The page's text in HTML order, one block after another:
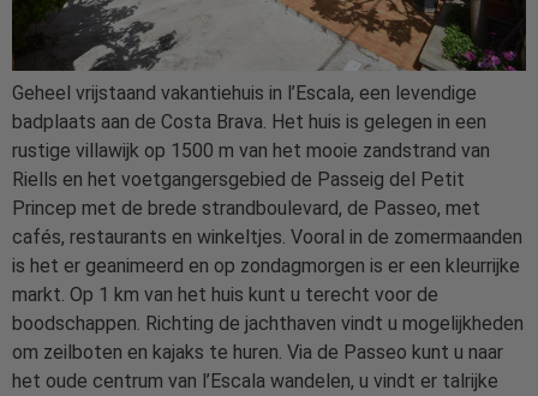
Geheel vrijstaand vakantiehuis in l’Escala, een levendige
badplaats aan de Costa Brava. Het huis is gelegen in een
rustige villawijk op 1500 m van het mooie zandstrand van
Riells en het voetgangersgebied de Passeig del Petit
Princep met de brede strandboulevard, de Passeo, met
cafés, restaurants en winkeltjes. Vooral in de zomermaanden
is het er geanimeerd en op zondagmorgen is er een kleurrijke
markt. Op 1 km van het huis kunt u terecht voor de
boodschappen. Richting de jachthaven vindt u mogelijkheden
om zeilboten en kajaks te huren. Via de Passeo kunt u naar
het oude centrum van l’Escala wandelen, u vindt er talrijke